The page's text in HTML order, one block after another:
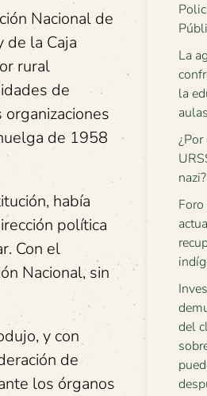
Nacional de
de la Caja
rural
de
de 1958
había
política
Con el
Nacional, sin
y con
de
los órganos
La
la
aulas
nazi?
del